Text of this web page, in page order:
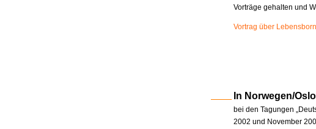
Vorträge gehalten und
Vortrag über
In Norwegen/Oslo
bei den Tagungen
2002 und November